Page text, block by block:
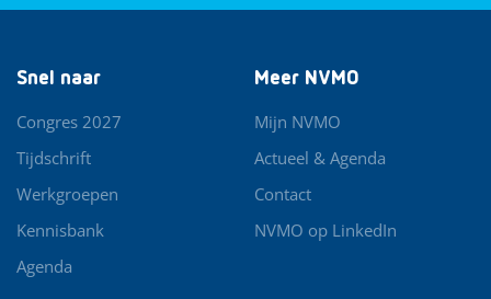
Snel naar
Congres 2027
Tijdschrift
Werkgroepen
Kennisbank
Agenda
Meer NVMO
Mijn NVMO
Actueel & Agenda
Contact
NVMO op LinkedIn